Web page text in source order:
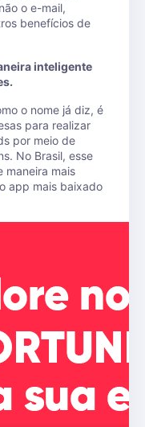
o e-mail,
benefícios de
inteligente
o nome já diz, é
para realizar
por meio de
No Brasil, esse
maneira mais
app mais baixado